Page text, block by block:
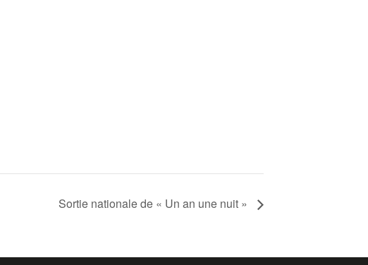
Sortie nationale de « Un an une nuit »